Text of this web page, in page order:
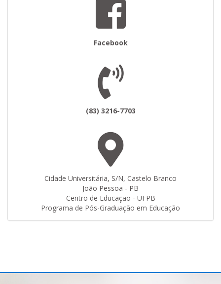
Facebook
(83) 3216-7703
Cidade Universitária, S/N, Castelo Branco
João Pessoa - PB
Centro de Educação - UFPB
Programa de Pós-Graduação em Educação